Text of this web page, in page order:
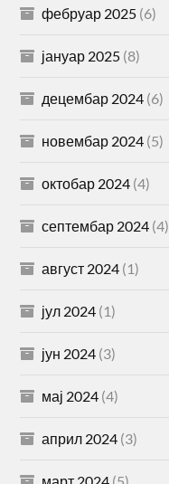
фебруар 2025 (6)
јануар 2025 (8)
децембар 2024 (6)
новембар 2024 (5)
октобар 2024 (4)
септембар 2024 (4)
август 2024 (1)
јул 2024 (1)
јун 2024 (3)
мај 2024 (4)
април 2024 (3)
март 2024 (5)